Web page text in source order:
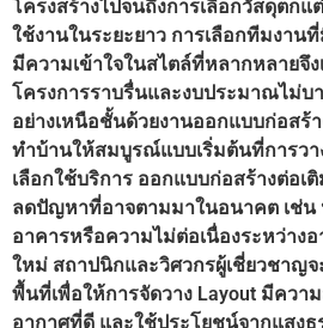
โครงสร้างไปจนถึงการเลือกวัสดุตกแ
ใช้งานในระยะยาว การเลือกทีมงาน
มีความเข้าใจในสไตล์ที่หลากหลายจึ
โครงการราบรื่นและงบประมาณไม่บ
อย่างเหนือชั้นด้วยงานออกแบบก่อสร้
ทำบ้านให้สมบูรณ์แบบเริ่มต้นที่การวา
เลือกใช้บริการ ออกแบบก่อสร้างต่อเ
ลดปัญหาที่อาจตามมาในอนาคต เช่
อาคารหรือความไม่ต่อเนื่องระหว่าง
ใหม่ สถาปนิกและวิศวกรผู้เชี่ยวชาญจ
พื้นที่เพื่อให้การจัดวาง Layout มีควา
อากาศที่ดี และใช้ประโยชน์จากแสง